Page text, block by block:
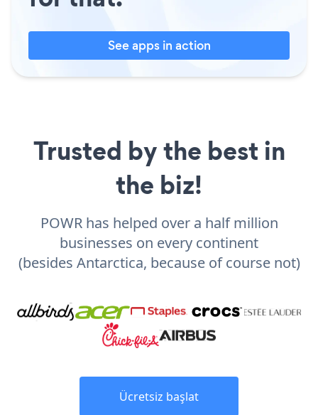
See apps in action
Trusted by the best in
the biz!
POWR has helped over a half million
businesses on every continent
(besides Antarctica, because of course not)
Ücretsiz başlat